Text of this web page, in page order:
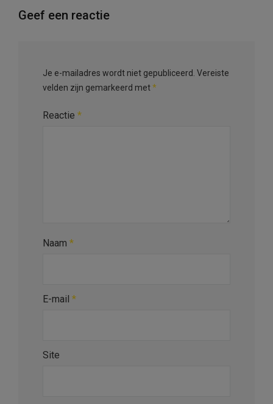
Geef een reactie
Je e-mailadres wordt niet gepubliceerd. Vereiste
velden zijn gemarkeerd met*
Reactie *
Naam *
E-mail *
Site